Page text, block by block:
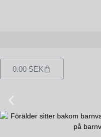
0.00 SEK
Din trygge